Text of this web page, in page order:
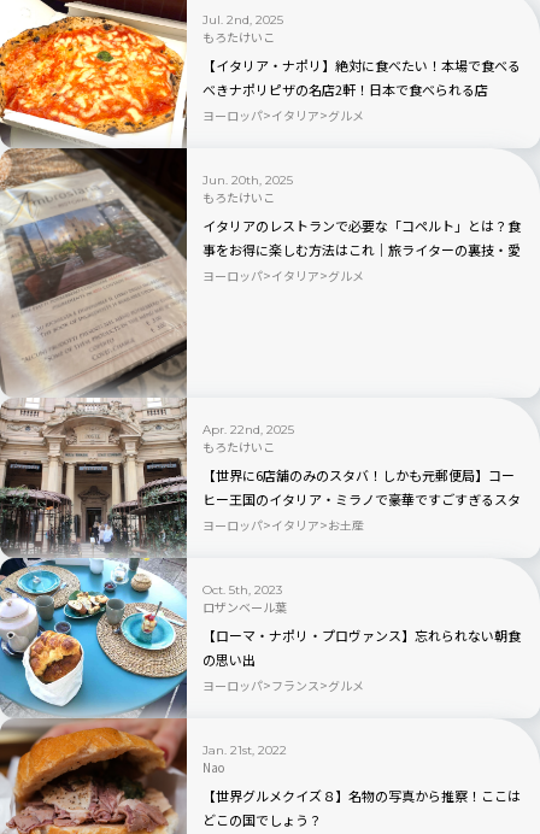
Jul. 2nd, 2025
もろたけいこ
【イタリア・ナポリ】絶対に食べたい！本場で食べる
べきナポリピザの名店2軒！日本で食べられる店
も…！
ヨーロッパ イタリア グルメ
Jun. 20th, 2025
もろたけいこ
イタリアのレストランで必要な「コペルト」とは？食
事をお得に楽しむ方法はこれ｜旅ライターの裏技・愛
用品教えます
ヨーロッパ イタリア グルメ
Apr. 22nd, 2025
もろたけいこ
【世界に6店舗のみのスタバ！しかも元郵便局】コー
ヒー王国のイタリア・ミラノで豪華ですごすぎるスタ
バ実録ルポ｜限定グッズも
ヨーロッパ イタリア お土産
Oct. 5th, 2023
ロザンベール葉
【ローマ・ナポリ・プロヴァンス】忘れられない朝食
の思い出
ヨーロッパ フランス グルメ
Jan. 21st, 2022
Nao
【世界グルメクイズ８】名物の写真から推察！ここは
どこの国でしょう？